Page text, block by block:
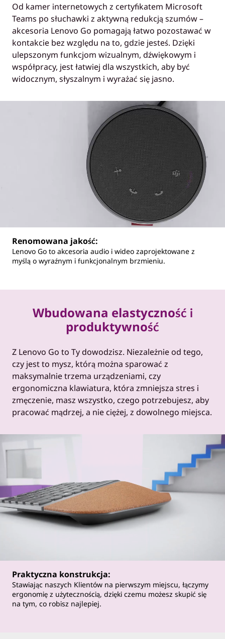
Od kamer internetowych z certyfikatem Microsoft
Teams po słuchawki z aktywną redukcją szumów –
akcesoria Lenovo Go pomagają łatwo pozostawać w
kontakcie bez względu na to, gdzie jesteś. Dzięki
ulepszonym funkcjom wizualnym, dźwiękowym i
współpracy, jest łatwiej dla wszystkich, aby być
widocznym, słyszalnym i wyrażać się jasno.
Renomowana jakość:
Lenovo Go to akcesoria audio i wideo zaprojektowane z
myślą o wyraźnym i funkcjonalnym brzmieniu.
Wbudowana elastyczność i
produktywność
Z Lenovo Go to Ty dowodzisz. Niezależnie od tego,
czy jest to mysz, którą można sparować z
maksymalnie trzema urządzeniami, czy
ergonomiczna klawiatura, która zmniejsza stres i
zmęczenie, masz wszystko, czego potrzebujesz, aby
pracować mądrzej, a nie ciężej, z dowolnego miejsca.
Praktyczna konstrukcja:
Stawiając naszych Klientów na pierwszym miejscu, łączymy
ergonomię z użytecznością, dzięki czemu możesz skupić się
na tym, co robisz najlepiej.